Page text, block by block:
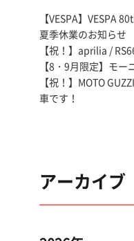
【VESPA】VESPA
夏季休業のお知らせ
【祝！】aprilia /
【8・9月限定】モー
【祝！】MOTO
車です！
アーカイブ